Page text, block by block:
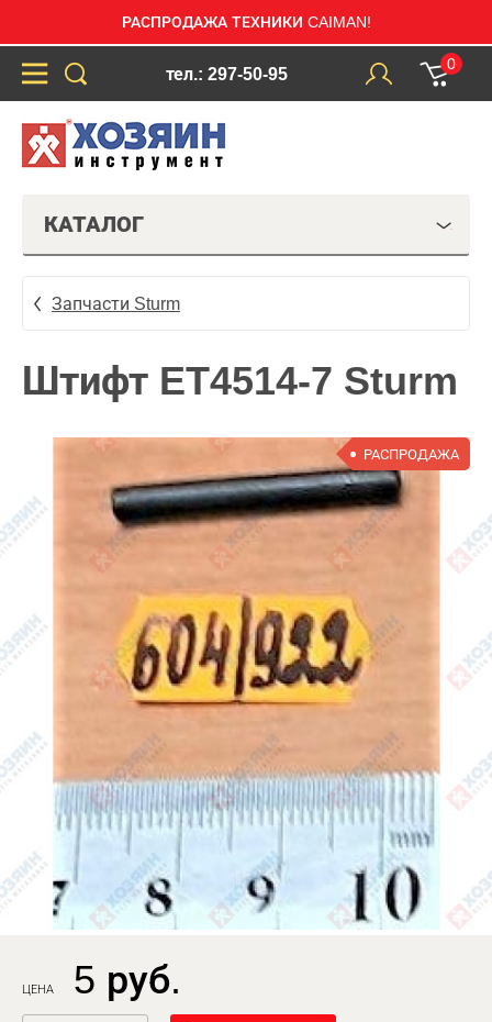
РАСПРОДАЖА ТЕХНИКИ CAIMAN!
тел.: 297-50-95
0
КАТАЛОГ
Запчасти Sturm
Штифт ET4514-7 Sturm
РАСПРОДАЖА
ЦЕНА 5 руб.